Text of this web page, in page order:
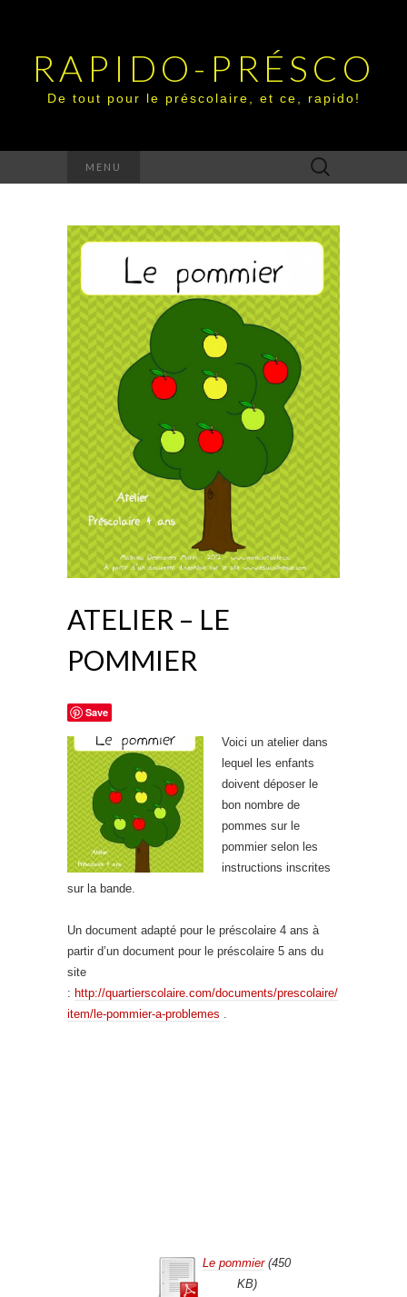
RAPIDO-PRÉSCO
De tout pour le préscolaire, et ce, rapido!
MENU Rechercher :
ATELIER – LE
POMMIER
Save
Voici un atelier dans
lequel les enfants
doivent déposer le
bon nombre de
pommes sur le
pommier selon les
instructions inscrites
sur la bande.
Un document adapté pour le préscolaire 4 ans à
partir d’un document pour le préscolaire 5 ans du
site
: http://quartierscolaire.com/documents/prescolaire/
item/le-pommier-a-problemes .
Le pommier(450
KB)